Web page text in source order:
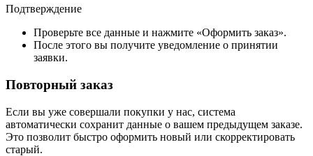
Подтверждение
Проверьте все данные и нажмите «Оформить заказ».
После этого вы получите уведомление о принятии
заявки.
Повторный заказ
Если вы уже совершали покупки у нас, система
автоматически сохранит данные о вашем предыдущем заказе.
Это позволит быстро оформить новый или скорректировать
старый.